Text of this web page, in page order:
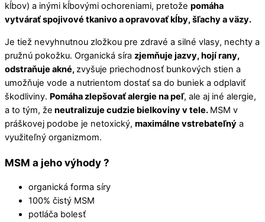
kĺbov) a inými kĺbovými ochoreniami, pretože pomáha
vytvárať spojivové tkanivo a opravovať kĺby, šľachy a väzy.
Je tiež nevyhnutnou zložkou pre zdravé a silné vlasy, nechty a
pružnú pokožku. Organická síra zjemňuje jazvy, hojí rany,
odstraňuje akné,zvyšuje priechodnosť bunkových stien a
umožňuje vode a nutrientom dostať sa do buniek a odplaviť
škodliviny. Pomáha zlepšovať alergie na peľ, ale aj iné alergie,
a to tým, že neutralizuje cudzie bielkoviny v tele. MSM v
práškovej podobe je netoxický, maximálne vstrebateľný a
využiteľný organizmom.
MSM a jeho výhody ?
organická forma síry
100% čistý MSM
potláča bolesť